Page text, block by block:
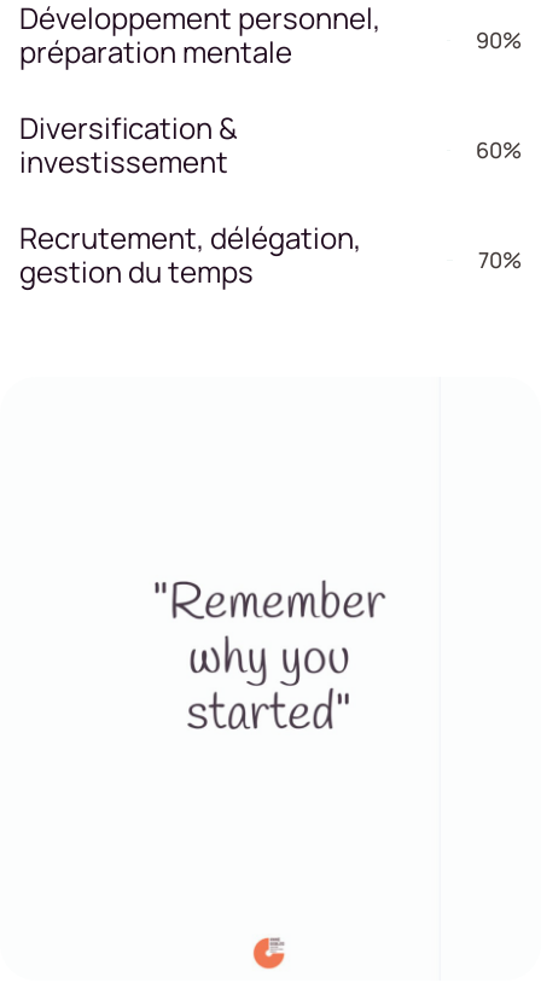
Développement personnel,
préparation mentale
90%
Diversification &
investissement
60%
Recrutement, délégation,
gestion du temps
70%